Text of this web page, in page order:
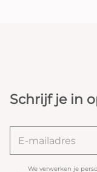
Schrijf je in
We verwerken je